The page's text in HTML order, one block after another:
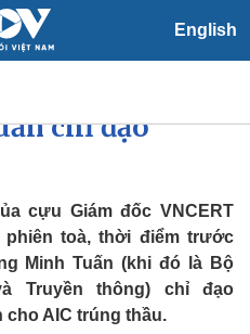
English
Xã hội
Tin 24h
Dự báo thời tiết
Giáo dục
Dấu ấn VOV
Việc làm
ra ở VNCERT:
bị ông
chỉ đạo
cựu Giám đốc VNCERT
toà, thời điểm trước
Minh Tuấn (khi đó là Bộ
Truyền thông) chỉ đạo
cho AIC trúng thầu.